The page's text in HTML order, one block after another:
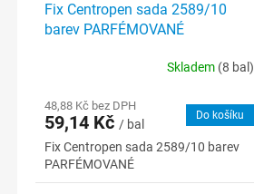
Fix Centropen sada 2589/10
barev PARFÉMOVANÉ
Skladem (8 bal)
48,88 Kč bez DPH
59,14 Kč / bal
Do košíku
Fix Centropen sada 2589/10 barev
PARFÉMOVANÉ